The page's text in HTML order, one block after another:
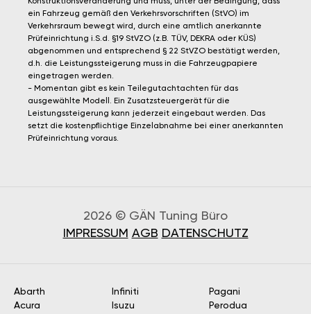
ein Fahrzeug gemäß den Verkehrsvorschriften (StVO) im
Verkehrsraum bewegt wird, durch eine amtlich anerkannte
Prüfeinrichtung i.S.d. §19 StVZO (z.B. TÜV, DEKRA oder KÜS)
abgenommen und entsprechend § 22 StVZO bestätigt werden,
d.h. die Leistungssteigerung muss in die Fahrzeugpapiere
eingetragen werden.
- Momentan gibt es kein Teilegutachtachten für das
ausgewählte Modell. Ein Zusatzsteuergerät für die
Leistungssteigerung kann jederzeit eingebaut werden. Das
setzt die kostenpflichtige Einzelabnahme bei einer anerkannten
Prüfeinrichtung voraus.
2026 © GÄN Tuning Büro
IMPRESSUM AGB DATENSCHUTZ
Abarth
Acura
Infiniti
Isuzu
Pagani
Perodua